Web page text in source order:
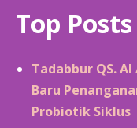
Top
Tadabbur QS.
Baru
Probiotik Siklus